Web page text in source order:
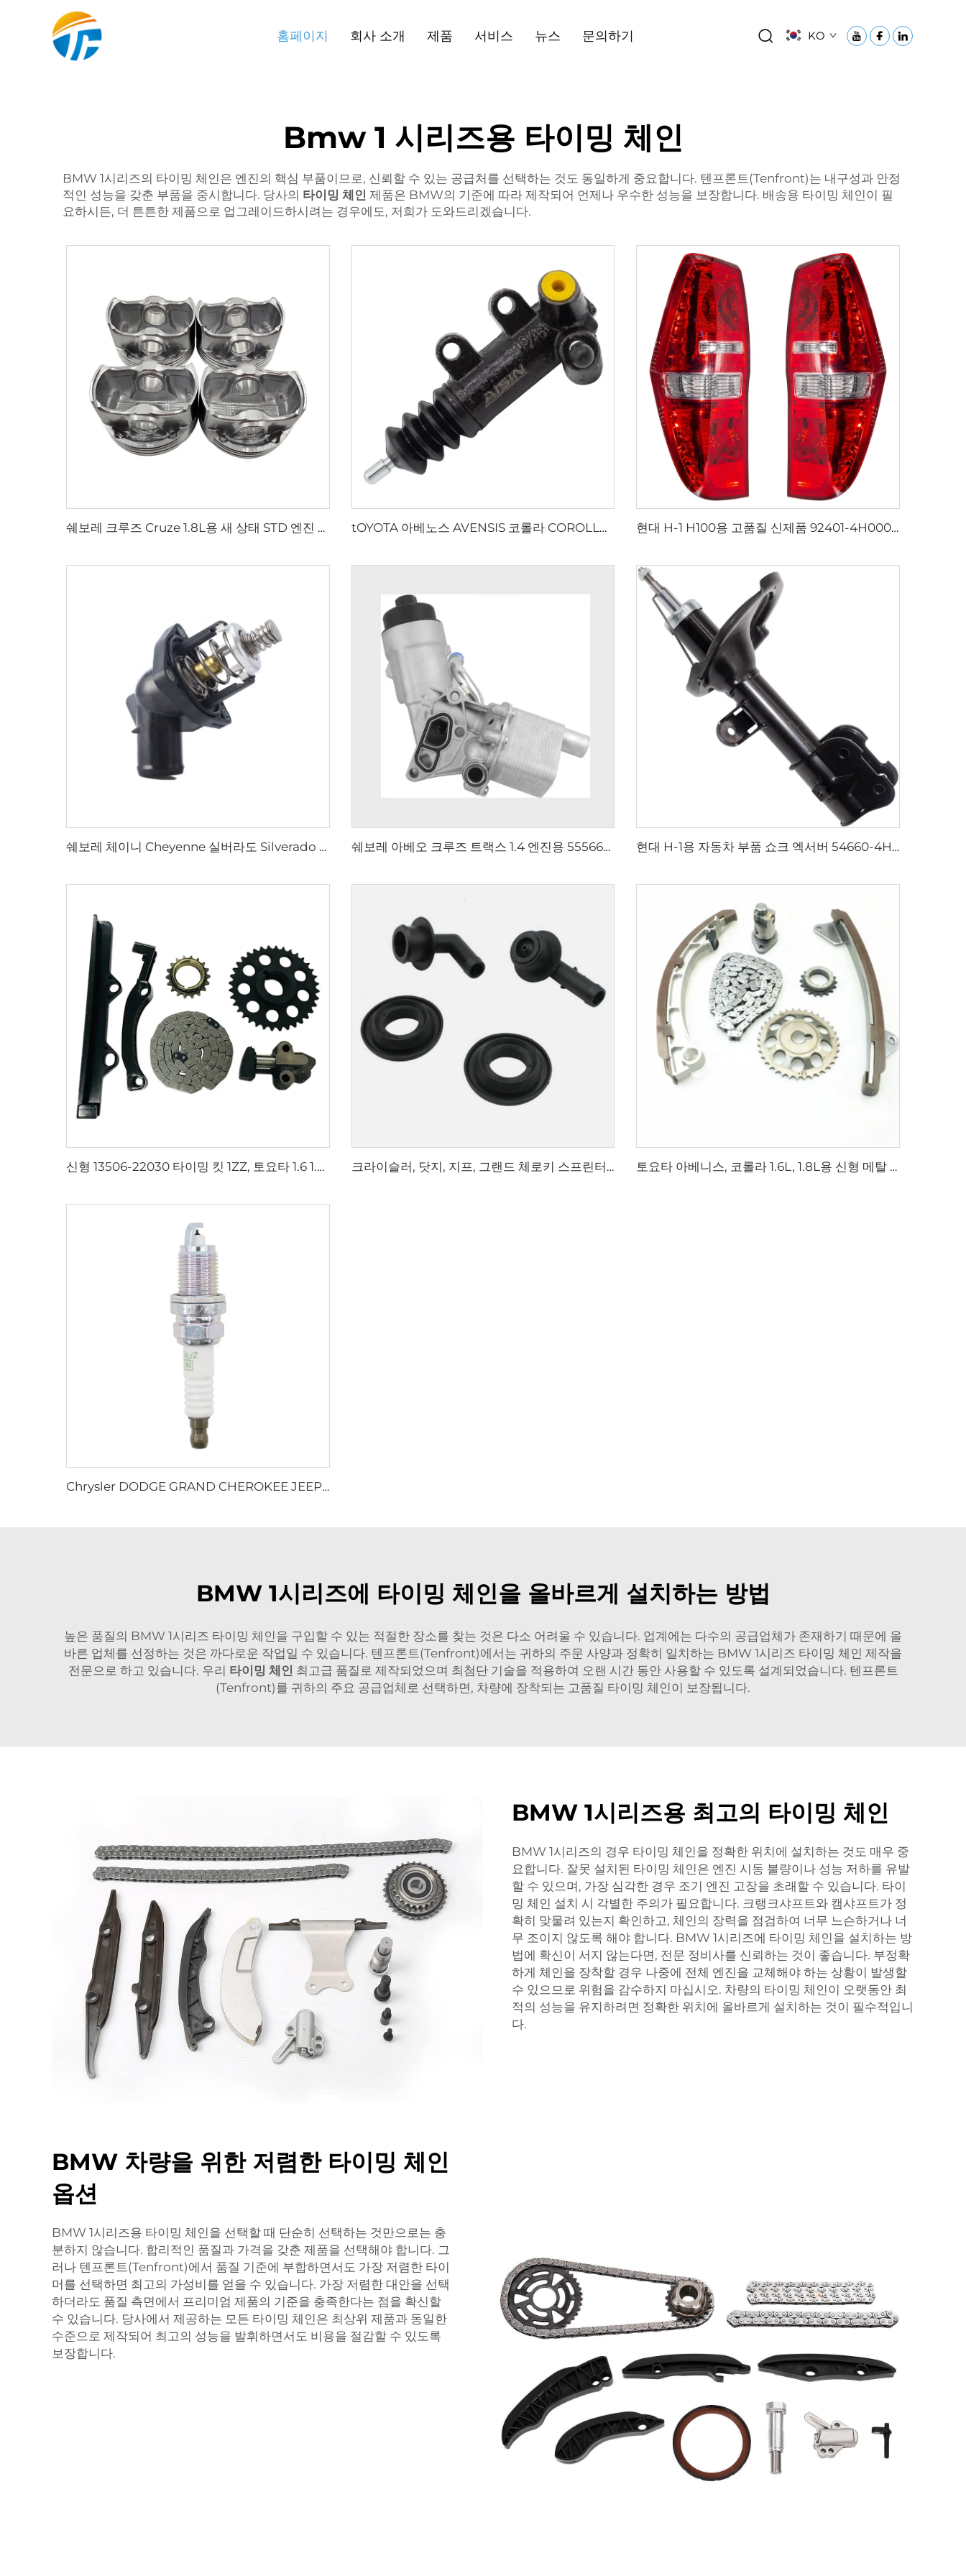
홈페이지 회사 소개 제품 서비스 뉴스 문의하기 KO
Bmw 1 시리즈용 타이밍 체인
BMW 1시리즈의 타이밍 체인은 엔진의 핵심 부품이므로, 신뢰할 수 있는 공급처를 선택하는 것도 동일하게 중요합니다. 텐프론트(Tenfront)는 내구성과 안정
적인 성능을 갖춘 부품을 중시합니다. 당사의 타이밍 체인 제품은 BMW의 기준에 따라 제작되어 언제나 우수한 성능을 보장합니다. 배송용 타이밍 체인이 필
요하시든, 더 튼튼한 제품으로 업그레이드하시려는 경우에도, 저희가 도와드리겠습니다.
쉐보레 크루즈 Cruze 1.8L용 새 상태 STD 엔진 피스톤 세트 55567934 tOYOTA 아베노스 AVENSIS 코롤라 COROLLA 프레미오 PREMIO 야리스 YARIS 1.6용 클러치 슬레이브 실린더 31470-12093 현대 H-1 H100용 고품질 신제품 92401-4H000 92402-4H000 자동 후방 조명 24V 리어 램프 테일 라이트
쉐보레 체이니 Cheyenne 실버라도 Silverado 서브어반 Suburban 타호 Tahoe 5.3용 새로운 엔진 냉각수 온도조절기 워터 온도조절기 12674639 쉐보레 아베오 크루즈 트랙스 1.4 엔진용 55566784 오일 쿨러 필터 하우징 현대 H-1용 자동차 부품 쇼크 엑서버 54660-4H050
신형 13506-22030 타이밍 킷 1ZZ, 토요타 1.6 1.8용 기타 엔진 부품 크라이슬러, 닷지, 지프, 그랜드 체로키 스프린터 모델용 신형 PCV 밸브 킷 53013360AA 토요타 아베니스, 코롤라 1.6L, 1.8L용 신형 메탈 타이밍 체인 킷 13501-22030, 13506-22030
Chrysler DODGE GRAND CHEROKEE JEEP 4.0용 고품질 ZFR5FGP 7098 파워 이리듐 점화 플러그
BMW 1시리즈에 타이밍 체인을 올바르게 설치하는 방법
높은 품질의 BMW 1시리즈 타이밍 체인을 구입할 수 있는 적절한 장소를 찾는 것은 다소 어려울 수 있습니다. 업계에는 다수의 공급업체가 존재하기 때문에 올
바른 업체를 선정하는 것은 까다로운 작업일 수 있습니다. 텐프론트(Tenfront)에서는 귀하의 주문 사양과 정확히 일치하는 BMW 1시리즈 타이밍 체인 제작을
전문으로 하고 있습니다. 우리 타이밍 체인 최고급 품질로 제작되었으며 최첨단 기술을 적용하여 오랜 시간 동안 사용할 수 있도록 설계되었습니다. 텐프론트
(Tenfront)를 귀하의 주요 공급업체로 선택하면, 차량에 장착되는 고품질 타이밍 체인이 보장됩니다.
BMW 1시리즈용 최고의 타이밍 체인
BMW 1시리즈의 경우 타이밍 체인을 정확한 위치에 설치하는 것도 매우 중
요합니다. 잘못 설치된 타이밍 체인은 엔진 시동 불량이나 성능 저하를 유발
할 수 있으며, 가장 심각한 경우 조기 엔진 고장을 초래할 수 있습니다. 타이
밍 체인 설치 시 각별한 주의가 필요합니다. 크랭크샤프트와 캠샤프트가 정
확히 맞물려 있는지 확인하고, 체인의 장력을 점검하여 너무 느슨하거나 너
무 조이지 않도록 해야 합니다. BMW 1시리즈에 타이밍 체인을 설치하는 방
법에 확신이 서지 않는다면, 전문 정비사를 신뢰하는 것이 좋습니다. 부정확
하게 체인을 장착할 경우 나중에 전체 엔진을 교체해야 하는 상황이 발생할
수 있으므로 위험을 감수하지 마십시오. 차량의 타이밍 체인이 오랫동안 최
적의 성능을 유지하려면 정확한 위치에 올바르게 설치하는 것이 필수적입니
다.
BMW 차량을 위한 저렴한 타이밍 체인
옵션
BMW 1시리즈용 타이밍 체인을 선택할 때 단순히 선택하는 것만으로는 충
분하지 않습니다. 합리적인 품질과 가격을 갖춘 제품을 선택해야 합니다. 그
러나 텐프론트(Tenfront)에서 품질 기준에 부합하면서도 가장 저렴한 타이
머를 선택하면 최고의 가성비를 얻을 수 있습니다. 가장 저렴한 대안을 선택
하더라도 품질 측면에서 프리미엄 제품의 기준을 충족한다는 점을 확신할
수 있습니다. 당사에서 제공하는 모든 타이밍 체인은 최상위 제품과 동일한
수준으로 제작되어 최고의 성능을 발휘하면서도 비용을 절감할 수 있도록
보장합니다.